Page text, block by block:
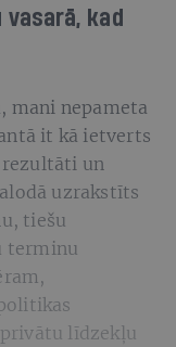
kad
mani nepameta
it kā ietverts
un
uzrakstīts
tiešu
terminu
līdzekļu